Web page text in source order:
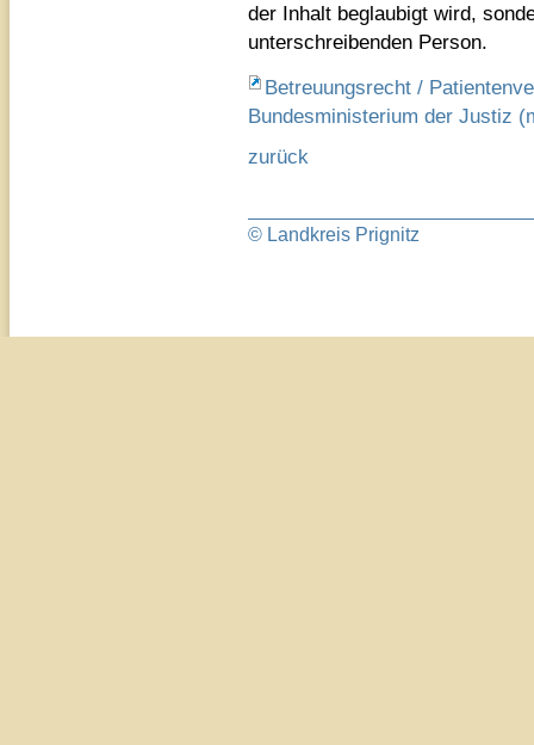
der Inhalt beglaubigt wird,
unterschreibenden Person.
Betreuungsrecht /
Bundesministerium der Justiz
zurück
© Landkreis Prignitz